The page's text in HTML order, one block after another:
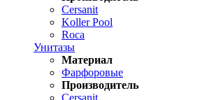
Cersanit
Koller Pool
Roca
Унитазы
Материал
Фарфоровые
Производитель
Cersanit